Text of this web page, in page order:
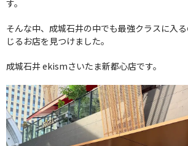
す。
そんな中、成城石井の中でも最強クラスに入
じるお店を見つけました。
成城石井 ekismさいたま新都心店です。